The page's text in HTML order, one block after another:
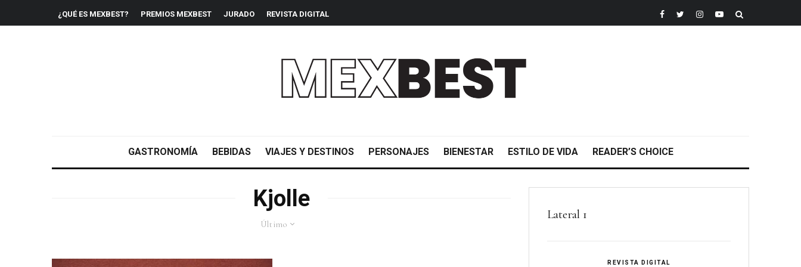
¿QUÉ ES MEXBEST? PREMIOS MEXBEST JURADO REVISTA DIGITAL
GASTRONOMÍA BEBIDAS VIAJES Y DESTINOS PERSONAJES BIENESTAR ESTILO DE VIDA READER’S CHOICE
Kjolle
Último
Lateral 1
REVISTA DIGITAL